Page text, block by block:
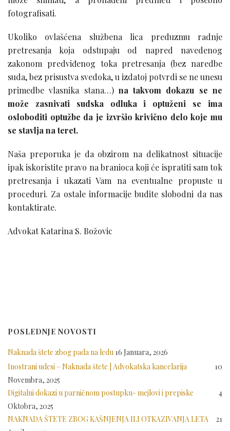
fotografisati.
Ukoliko ovlašćena službena lica preduzmu radnje
pretresanja koja odstupaju od napred navedenog
zakonom predviđenog toka pretresanja (bez naredbe
suda, bez prisustva svedoka, u izdatoj potvrdi se ne unesu
primedbe vlasnika stana…)na takvom dokazu se ne
može zasnivati sudska odluka i optuženi se ima
osloboditi optužbe da je izvršio krivično delo koje mu
se stavlja na teret.
Naša preporuka je da obzirom na delikatnost situacije
ipak iskoristite pravo na branioca koji će ispratiti sam tok
pretresanja i ukazati Vam na eventualne propuste u
proceduri. Za ostale informacije budite slobodni da nas
kontaktirate.
Advokat Katarina S. Božovic
POSLEDNJE NOVOSTI
Naknada štete zbog pada na ledu 16 Januara, 2026
Inostrani udesi – Naknada štete | Advokatska kancelarija
10
Novembra, 2025
Digitalni dokazi u parničnom postupku- mejlovi i prepiske
4
Oktobra, 2025
NAKNADA ŠTETE ZBOG KAŠNJENJA ILI OTKAZIVANJA LETA
21